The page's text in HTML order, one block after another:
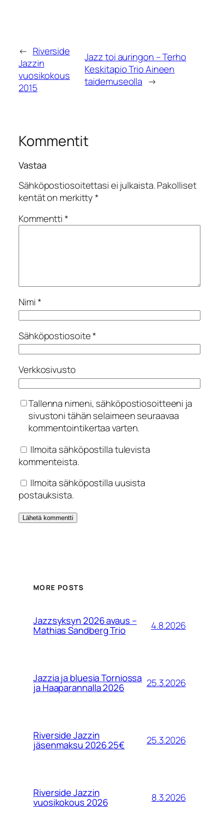
← Riverside
Jazzin
vuosikokous
2015
Jazz toi auringon – Terho
Keskitapio Trio Aineen
taidemuseolla →
Kommentit
Vastaa
Sähköpostiosoitettasi ei julkaista.Pakolliset
kentät on merkitty*
Kommentti*
Nimi*
Sähköpostiosoite*
Verkkosivusto
Tallenna nimeni, sähköpostiosoitteeni ja
sivustoni tähän selaimeen seuraavaa
kommentointikertaa varten.
Ilmoita sähköpostilla tulevista
kommenteista.
Ilmoita sähköpostilla uusista
postauksista.
MORE POSTS
Jazzsyksyn 2026 avaus –
Mathias Sandberg Trio 4.8.2026
Jazzia ja bluesia Torniossa
ja Haaparannalla 2026 25.3.2026
Riverside Jazzin
jäsenmaksu 2026 25€ 25.3.2026
Riverside Jazzin
vuosikokous 2026 8.3.2026